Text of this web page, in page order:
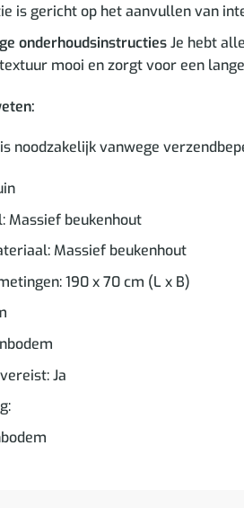
is gericht op het aanvullen van
onderhoudsinstructiesJe hebt
mooi en zorgt voor een
noodzakelijk vanwege
Massief beukenhout
Massief beukenhout
190 x 70 cm (L x B)
Ja